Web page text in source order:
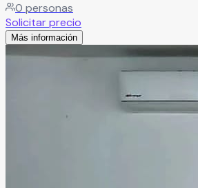
0 personas
Solicitar precio
Más información